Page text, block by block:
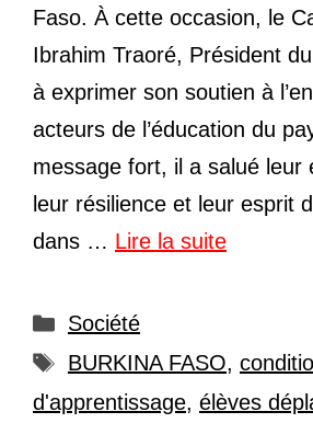
Faso. À cette occasion, le
Ibrahim Traoré, Président
à exprimer son soutien à
acteurs de l’éducation du
message fort, il a salué leur
leur résilience et leur esprit
dans … Lire la suite
Catégories
Société
Étiquettes
BURKINA FASO,
d'apprentissage, élèves